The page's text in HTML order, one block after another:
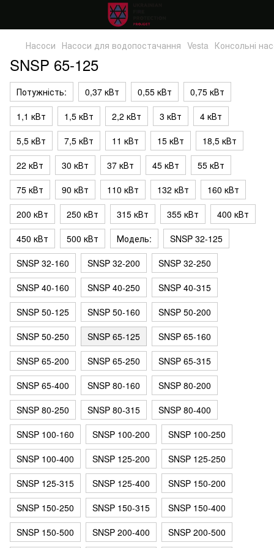
Насоси Насоси для водопостачання Vesta Консольні
SNSP 65-125
Потужність: 0,37 кВт 0,55 кВт
0,75 кВт
1,1 кВт
1,5 кВт 2,2 кВт 3 кВт
4 кВт
5,5 кВт
7,5 кВт 11 кВт 15 кВт
18,5 кВт
22 кВт
30 кВт 37 кВт 45 кВт
55 кВт
75 кВт
90 кВт 110 кВт 132 кВт
160 кВт
200 кВт
250 кВт 315 кВт 355 кВт
400 кВт
450 кВт
500 кВт Модель:
SNSP 32-125
SNSP 32-160
SNSP 32-200
SNSP 32-250
SNSP 40-160
SNSP 40-250
SNSP 40-315
SNSP 50-125
SNSP 50-160
SNSP 50-200
SNSP 50-250
SNSP 65-125
SNSP 65-160
SNSP 65-200
SNSP 65-250
SNSP 65-315
SNSP 65-400
SNSP 80-160
SNSP 80-200
SNSP 80-250
SNSP 80-315
SNSP 80-400
SNSP 100-160
SNSP 100-200
SNSP 100-250
SNSP 100-400
SNSP 125-200
SNSP 125-250
SNSP 125-315
SNSP 125-400
SNSP 150-200
SNSP 150-250
SNSP 150-315
SNSP 150-400
SNSP 150-500
SNSP 200-400 SNSP 200-500